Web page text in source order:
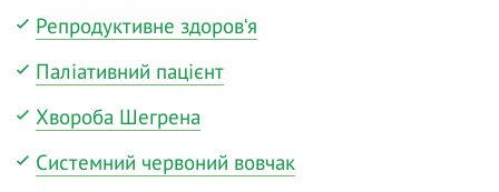
Репродуктивне здоров‘я
Паліативний пацієнт
Хвороба Шегрена
Системний червоний вовчак